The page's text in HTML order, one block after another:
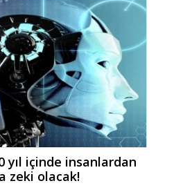
yıl içinde insanlardan
zeki olacak!